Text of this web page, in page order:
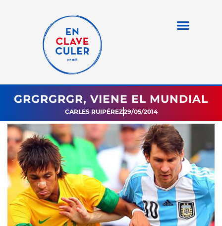
GRGRGRGR, VIENE EL MUNDIAL
CARLES RUIPÉREZ29/05/2014